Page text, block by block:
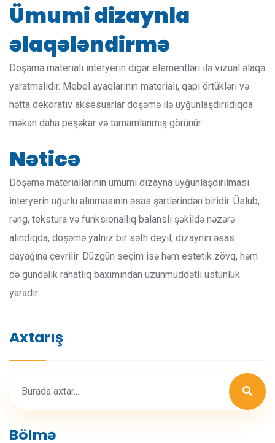
Ümumi dizaynla
əlaqələndirmə
Döşəmə materialı interyerin digər elementləri ilə vizual əlaqə
yaratmalıdır. Mebel ayaqlarının materialı, qapı örtükləri və
hətta dekorativ aksesuarlar döşəmə ilə uyğunlaşdırıldıqda
məkan daha peşəkar və tamamlanmış görünür.
Nəticə
Döşəmə materiallarının ümumi dizayna uyğunlaşdırılması
interyerin uğurlu alınmasının əsas şərtlərindən biridir. Üslub,
rəng, tekstura və funksionallıq balanslı şəkildə nəzərə
alındıqda, döşəmə yalnız bir səth deyil, dizaynın əsas
dayağına çevrilir. Düzgün seçim isə həm estetik zövq, həm
də gündəlik rahatlıq baxımından uzunmüddətli üstünlük
yaradır.
Axtarış
Bölmə